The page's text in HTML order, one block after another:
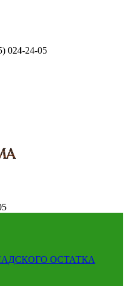
024-24-05
ОСТАТКА